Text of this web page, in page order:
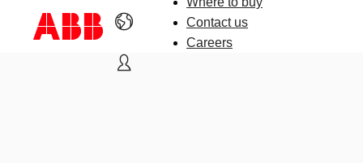
Contact us
Careers